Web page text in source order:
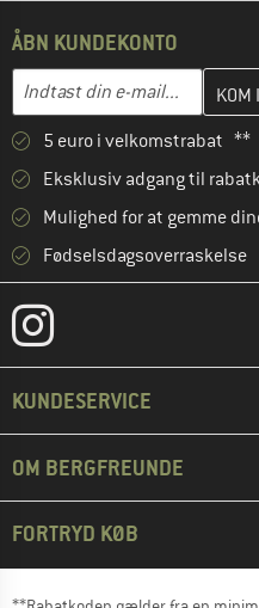
ÅBN KUNDEKONTO
E-mail-adresse
Indtast din e-mailadresse
5 euro i velkomstrabat **
Eksklusiv adgang til
Mulighed for at gemme
Fødselsdagsoverraskelse
KUNDESERVICE
OM BERGFREUNDE
FORTRYD KØB